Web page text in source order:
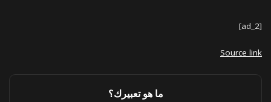
[ad_2]
Source link
ما هو تعبيرك؟